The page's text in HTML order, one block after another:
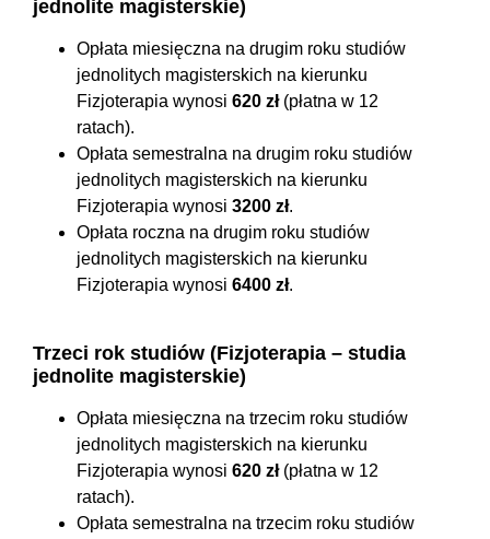
jednolite magisterskie)
Opłata miesięczna na drugim roku studiów
jednolitych magisterskich na kierunku
Fizjoterapia wynosi 620 zł(płatna w 12
ratach).
Opłata semestralna na drugim roku studiów
jednolitych magisterskich na kierunku
Fizjoterapia wynosi 3200 zł.
Opłata roczna na drugim roku studiów
jednolitych magisterskich na kierunku
Fizjoterapia wynosi 6400 zł.
Trzeci rok studiów (Fizjoterapia – studia
jednolite magisterskie)
Opłata miesięczna na trzecim roku studiów
jednolitych magisterskich na kierunku
Fizjoterapia wynosi 620 zł(płatna w 12
ratach).
Opłata semestralna na trzecim roku studiów